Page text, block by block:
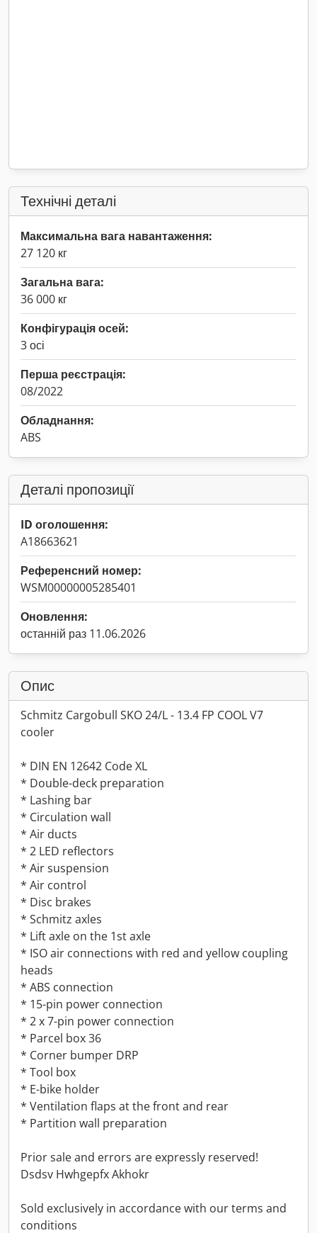
Технічні деталі
Максимальна вага навантаження:
27 120 кг
Загальна вага:
36 000 кг
Конфігурація осей:
3 осі
Перша реєстрація:
08/2022
Обладнання:
ABS
Деталі пропозиції
ID оголошення:
A18663621
Референсний номер:
WSM00000005285401
Оновлення:
останній раз 11.06.2026
Опис
Schmitz Cargobull SKO 24/L - 13.4 FP COOL V7
cooler
* DIN EN 12642 Code XL
* Double-deck preparation
* Lashing bar
* Circulation wall
* Air ducts
* 2 LED reflectors
* Air suspension
* Air control
* Disc brakes
* Schmitz axles
* Lift axle on the 1st axle
* ISO air connections with red and yellow coupling
heads
* ABS connection
* 15-pin power connection
* 2 x 7-pin power connection
* Parcel box 36
* Corner bumper DRP
* Tool box
* E-bike holder
* Ventilation flaps at the front and rear
* Partition wall preparation
Prior sale and errors are expressly reserved!
Dsdsv Hwhgepfx Akhokr
Sold exclusively in accordance with our terms and
conditions